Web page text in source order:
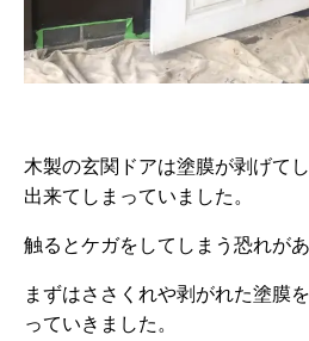
木製の玄関ドアは塗膜が剥げて
出来てしまっていました。
触るとケガをしてしまう恐れがあ
まずはささくれや剥がれた塗膜
っていきました。